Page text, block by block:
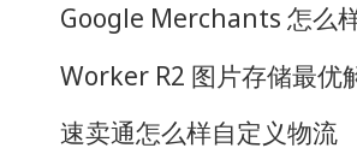
Google Merchants 怎么
Worker R2 图片存储最优
速卖通怎么样自定义物流